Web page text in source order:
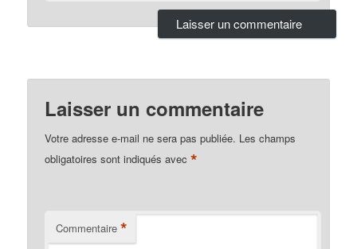
Laisser un commentaire
Votre adresse e-mail ne sera pas publiée. Les champs
obligatoires sont indiqués avec*
Commentaire *